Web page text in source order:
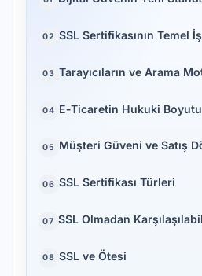
02 SSL Sertifikasının Temel
03 Tarayıcıların ve Arama
04 E‑Ticaretin Hukuki Boyutu
05 Müşteri Güveni ve Satış
06 SSL Sertifikası Türleri
07 SSL Olmadan
08 SSL ve Ötesi